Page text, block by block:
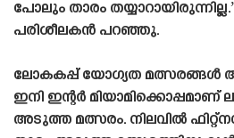
പോലും താരം
പരിശീലകൻ പറഞ്ഞു.
ലോകകപ്പ് യോഗ്യത മത്സരങ്ങൾ
ഇനി ഇന്റർ
അടുത്ത മത്സരം. നിലവിൽ